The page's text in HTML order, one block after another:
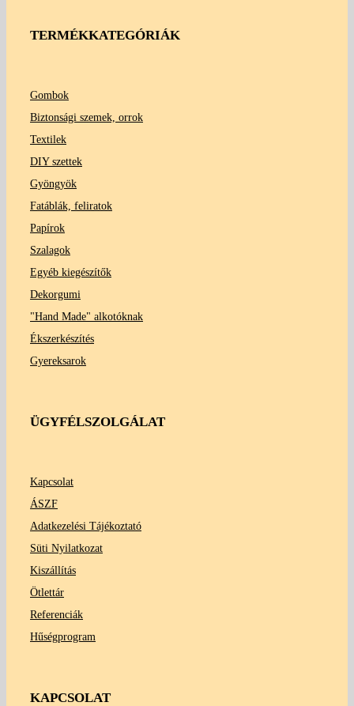
TERMÉKKATEGÓRIÁK
Gombok
Biztonsági szemek, orrok
Textilek
DIY szettek
Gyöngyök
Fatáblák, feliratok
Papírok
Szalagok
Egyéb kiegészítők
Dekorgumi
"Hand Made" alkotóknak
Ékszerkészítés
Gyereksarok
ÜGYFÉLSZOLGÁLAT
Kapcsolat
ÁSZF
Adatkezelési Tájékoztató
Süti Nyilatkozat
Kiszállítás
Ötlettár
Referenciák
Hűségprogram
KAPCSOLAT